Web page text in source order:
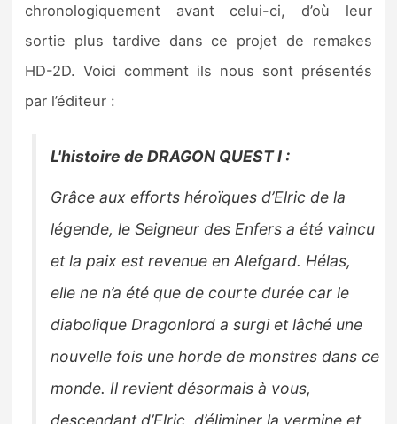
chronologiquement avant celui-ci, d’où leur
sortie plus tardive dans ce projet de remakes
HD-2D. Voici comment ils nous sont présentés
par l’éditeur :
L'histoire de DRAGON QUEST I :
Grâce aux efforts héroïques d’Elric de la
légende, le Seigneur des Enfers a été vaincu
et la paix est revenue en Alefgard. Hélas,
elle ne n’a été que de courte durée car le
diabolique Dragonlord a surgi et lâché une
nouvelle fois une horde de monstres dans ce
monde. Il revient désormais à vous,
descendant d’Elric, d’éliminer la vermine et